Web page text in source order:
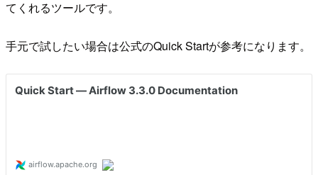
てくれるツールです。
手元で試したい場合は公式のQuick Startが参考になります。